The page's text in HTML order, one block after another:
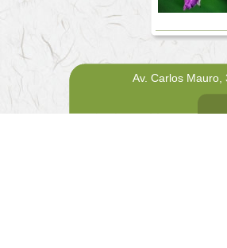
Av. Carlos Mauro,